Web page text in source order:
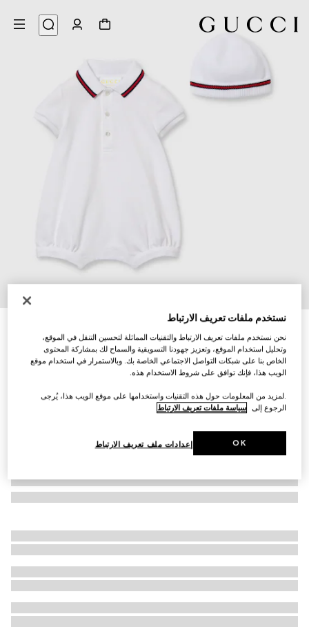
طقم هدية مؤلف من قطعتين من القطن مزيّنتَين بشريط
ويب للأطفال الرضّع
AED 1,700
نستخدم ملفات تعريف الارتباط
نحن نستخدم ملفات تعريف الارتباط والتقنيات المماثلة لتحسين التنقل في الموقع،
وتحليل استخدام الموقع، وتعزيز جهودنا التسويقية والسماح لك بمشاركة المحتوى
الخاص بنا على شبكات التواصل الاجتماعي الخاصة بك. وبالاستمرار في استخدام موقع
الويب هذا، فإنك توافق على شروط الاستخدام هذه.
.لمزيد من المعلومات حول هذه التقنيات واستخدامها على موقع الويب هذا، يُرجى
الرجوع إلى سياسة ملفات تعريف الارتباط
إعدادات ملف تعريف الارتباط OK